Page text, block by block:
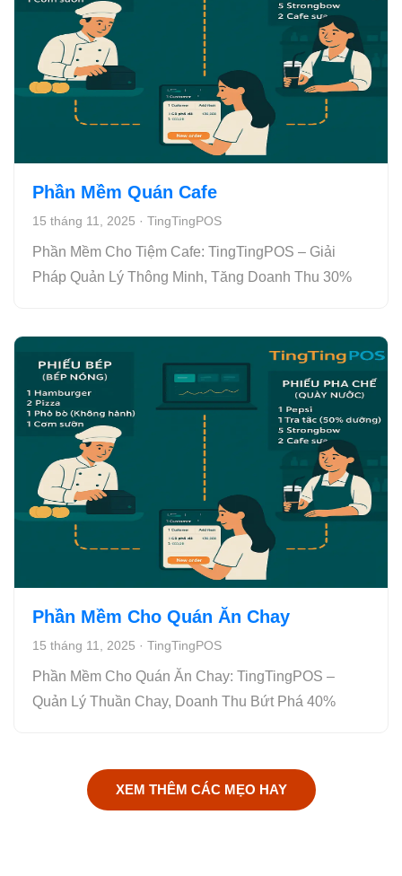
Phần Mềm Quán Cafe
15 tháng 11, 2025 · TingTingPOS
Phần Mềm Cho Tiệm Cafe: TingTingPOS – Giải
Pháp Quản Lý Thông Minh, Tăng Doanh Thu 30%
Phần Mềm Cho Quán Ăn Chay
15 tháng 11, 2025 · TingTingPOS
Phần Mềm Cho Quán Ăn Chay: TingTingPOS –
Quản Lý Thuần Chay, Doanh Thu Bứt Phá 40%
XEM THÊM CÁC MẸO HAY